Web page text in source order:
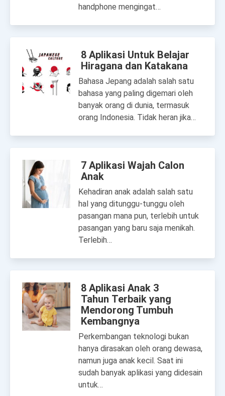
handphone mengingat…
8 Aplikasi Untuk Belajar
Hiragana dan Katakana
Bahasa Jepang adalah salah satu
bahasa yang paling digemari oleh
banyak orang di dunia, termasuk
orang Indonesia. Tidak heran jika…
7 Aplikasi Wajah Calon
Anak
Kehadiran anak adalah salah satu
hal yang ditunggu-tunggu oleh
pasangan mana pun, terlebih untuk
pasangan yang baru saja menikah.
Terlebih…
8 Aplikasi Anak 3
Tahun Terbaik yang
Mendorong Tumbuh
Kembangnya
Perkembangan teknologi bukan
hanya dirasakan oleh orang dewasa,
namun juga anak kecil. Saat ini
sudah banyak aplikasi yang didesain
untuk…